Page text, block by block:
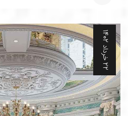
2
2
خ
ر
د
ا
د
1
4
0
2